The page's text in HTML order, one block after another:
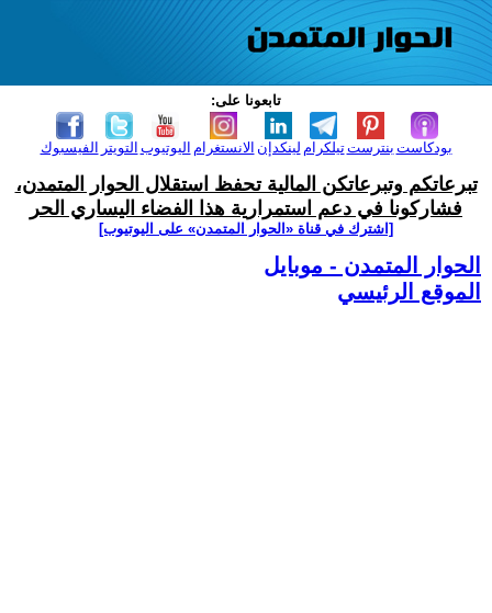
تابعونا على:
الفيسبوك التويتر اليوتيوب الانستغرام لينكدإن تيلكرامبنترست بودكاست
تبرعاتكم وتبرعاتكن المالية تحفظ استقلال الحوار المتمدن،
فشاركونا في دعم استمرارية هذا الفضاء اليساري الحر
[اشترك في قناة ‫«الحوار المتمدن» على اليوتيوب]
الحوار المتمدن - موبايل
الموقع الرئيسي